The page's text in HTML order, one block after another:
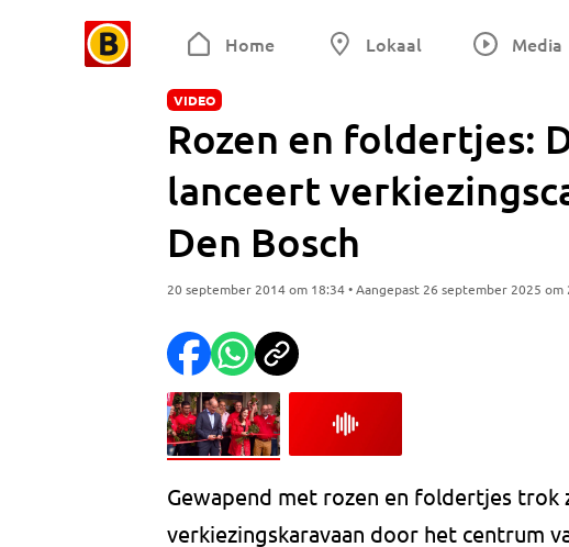
Home Lokaal Media
VIDEO
Rozen en foldertjes:
lanceert
Den Bosch
20 september 2014 om 18:34 • Aangepast 26 september 2025 om
Gewapend met rozen en foldertjes trok
verkiezingskaravaan door het centrum